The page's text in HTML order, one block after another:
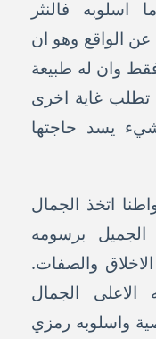
فالنثر
الواقع وهو ان
فقط وان له طبيعة
تطلب غاية اخرى
يسد حاجتها
اتخذ الجمال
برسومه
والصفات.
الجمال
واسلوبه رمزي